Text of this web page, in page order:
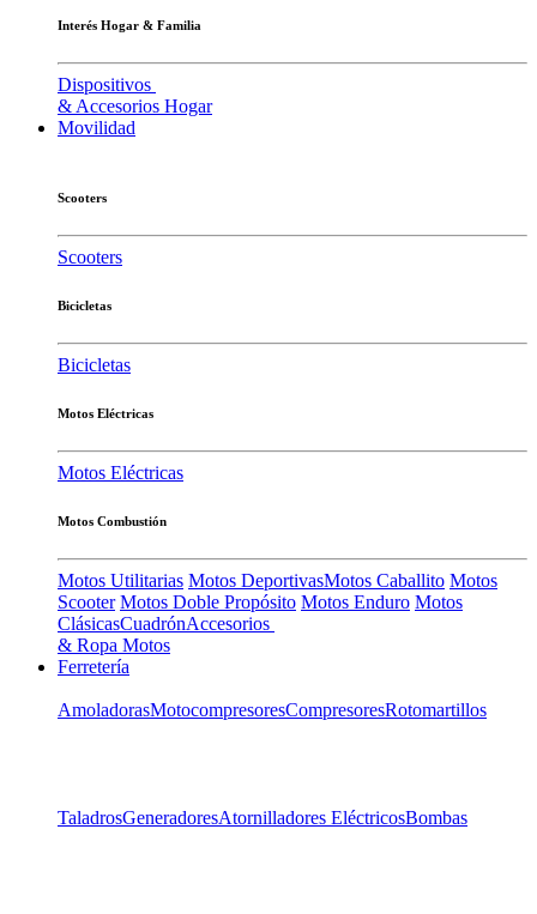
Interés Hogar & Familia
Dispositivos
& Accesorios Hogar
Movilidad
Scooters
Scooters
Bicicletas
Bicicletas
Motos Eléctricas
Motos Eléctricas
Motos Combustión
Motos Utilitarias Motos DeportivasMotos Caballito Motos
Scooter Motos Doble Propósito Motos Enduro Motos
ClásicasCuadrónAccesorios
& Ropa Motos
Ferretería
AmoladorasMotocompresoresCompresoresRotomartillos
TaladrosGeneradoresAtornilladores EléctricosBombas